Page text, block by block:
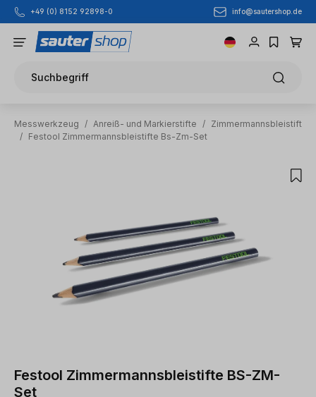
Zum Hauptinhalt springen
+49 (0) 8152 92898-0 info@sautershop.de
Suchbegriff
Messwerkzeug / Anreiß- und Markierstifte / Zimmermannsbleistift
/ Festool Zimmermannsbleistifte Bs-Zm-Set
Festool Zimmermannsbleistifte BS-ZM-
Set